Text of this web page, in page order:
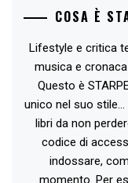
COSA È
Lifestyle e critica
musica e
Questo è
unico nel suo
libri da non
codice di
indossare,
momento. Per